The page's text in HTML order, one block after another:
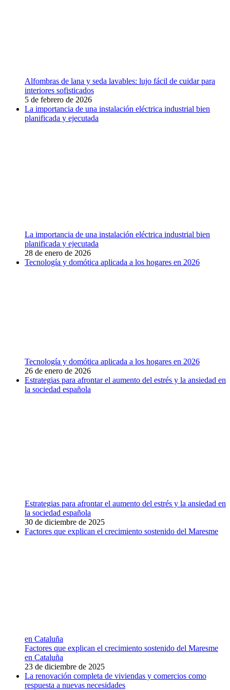
Alfombras de lana y seda lavables: lujo fácil de cuidar para
interiores sofisticados
5 de febrero de 2026
La importancia de una instalación eléctrica industrial bien
planificada y ejecutada
La importancia de una instalación eléctrica industrial bien
planificada y ejecutada
28 de enero de 2026
Tecnología y domótica aplicada a los hogares en 2026
Tecnología y domótica aplicada a los hogares en 2026
26 de enero de 2026
Estrategias para afrontar el aumento del estrés y la ansiedad en
la sociedad española
Estrategias para afrontar el aumento del estrés y la ansiedad en
la sociedad española
30 de diciembre de 2025
Factores que explican el crecimiento sostenido del Maresme
en Cataluña
Factores que explican el crecimiento sostenido del Maresme
en Cataluña
23 de diciembre de 2025
La renovación completa de viviendas y comercios como
respuesta a nuevas necesidades